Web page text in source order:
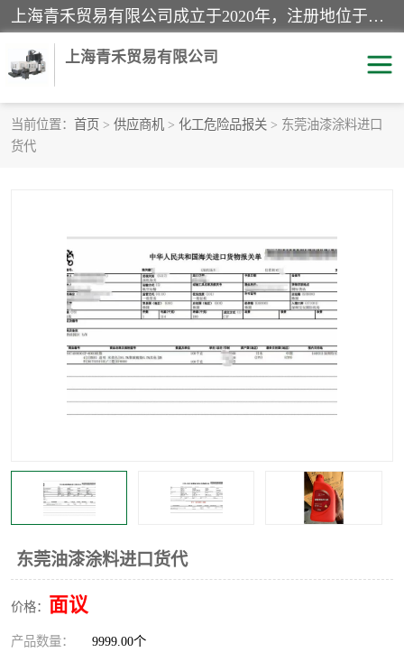
上海青禾贸易有限公司成立于2020年，注册地位于上海市宝山区。经营范围包括：机械设备、五金制品、劳防用品、电子产品、塑胶制品、家具、模具、纺织品、仪器仪表、建筑材料、装饰材料、化工产品、金属制品、机车配件等货物进出口报关、清关服务。
上海青禾贸易有限公司
当前位置： 首页 > 供应商机 > 化工危险品报关 > 东莞油漆涂料进口
货代
东莞油漆涂料进口货代
价格： 面议
产品数量： 9999.00个
酒类饮料报关
快递清关 进口杂货清关
家用电器报关 机床进口清关
国际灯具清关